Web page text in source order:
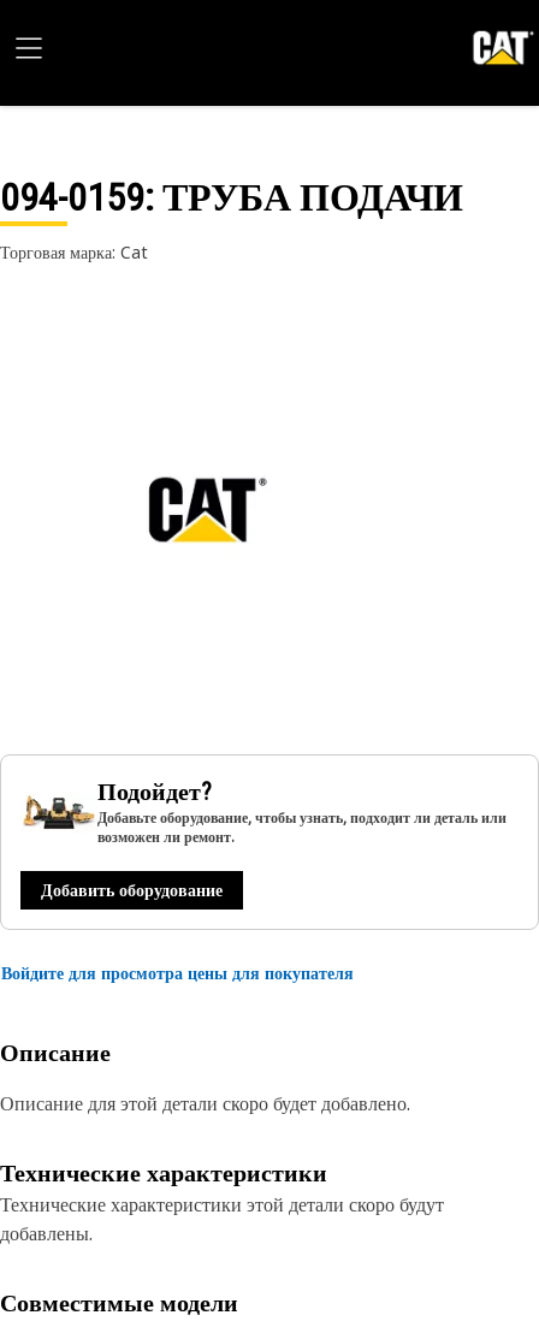
094-0159: ТРУБА ПОДАЧИ
Торговая марка: Cat
Подойдет?
Добавьте оборудование, чтобы узнать, подходит ли деталь или
возможен ли ремонт.
Добавить оборудование
Войдите для просмотра цены для покупателя
Описание
Описание для этой детали скоро будет добавлено.
Технические характеристики
Технические характеристики этой детали скоро будут
добавлены.
Совместимые модели